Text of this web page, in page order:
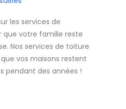
les services de
que votre famille reste
Nos services de toiture
vos maisons restent
pendant des années !